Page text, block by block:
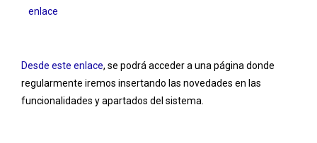
enlace
Desde este enlace, se podrá acceder a una página donde
regularmente iremos insertando las novedades en las
funcionalidades y apartados del sistema.